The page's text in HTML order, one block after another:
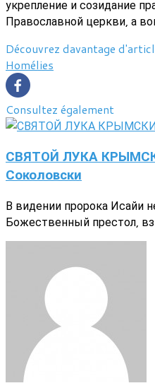
укрепление и созидание
Православной церкви, а
Découvrez davantage
Homélies
Consultez également
СВЯТОЙ ЛУКА
Соколовски
В видении пророка Исайи
Божественный престол,